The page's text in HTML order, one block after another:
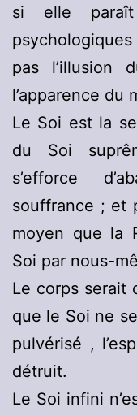
si elle paraît
pas l’illusion
l’apparence du
Le Soi est la
du Soi
s’efforce
souffrance ; et
moyen que la
Soi par nous-
Le corps serait
que le Soi ne
pulvérisé ,
détruit.
Le Soi infini